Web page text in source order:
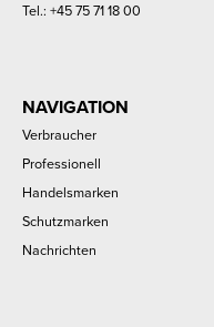
Tel.: +45 75 71 18 00
NAVIGATION
Verbraucher
Professionell
Handelsmarken
Schutzmarken
Nachrichten